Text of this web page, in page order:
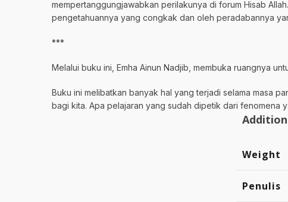
mempertanggungjawabkan perilakunya di forum Hisab
pengetahuannya yang congkak dan oleh peradabannya
***
Melalui buku ini, Emha Ainun Nadjib, membuka ruangnya
Buku ini melibatkan banyak hal yang terjadi selama masa
bagi kita. Apa pelajaran yang sudah dipetik dari fenomena
Weight
Penulis